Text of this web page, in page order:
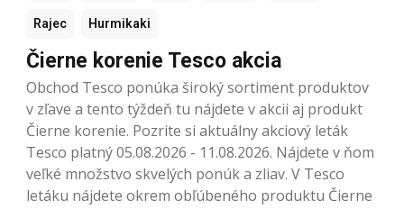
Rajec Hurmikaki
Čierne korenie Tesco akcia
Obchod Tesco ponúka široký sortiment produktov
v zľave a tento týždeň tu nájdete v akcii aj produkt
Čierne korenie. Pozrite si aktuálny akciový leták
Tesco platný 05.08.2026 - 11.08.2026. Nájdete v ňom
veľké množstvo skvelých ponúk a zliav. V Tesco
letáku nájdete okrem obľúbeného produktu Čierne